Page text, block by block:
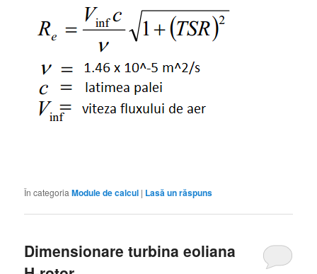
În categoria Module de calcul | Lasă un răspuns
Dimensionare turbina eoliana